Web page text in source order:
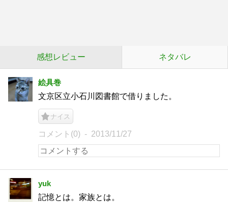
感想レビュー ネタバレ
絵具巻
文京区立小石川図書館で借りました。
ナイス
コメント(0) 2013/11/27
yuk
記憶とは。家族とは。